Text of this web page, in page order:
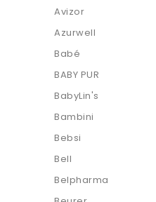
Avizor
Azurwell
Babé
BABY PUR
BabyLin's
Bambini
Bebsi
Bell
Belpharma